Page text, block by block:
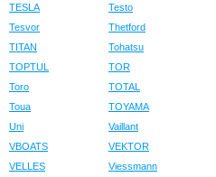
TESLA
Testo
Tesvor
Thetford
TITAN
Tohatsu
TOPTUL
TOR
Toro
TOTAL
Toua
TOYAMA
Uni
Vaillant
VBOATS
VEKTOR
VELLES
Viessmann